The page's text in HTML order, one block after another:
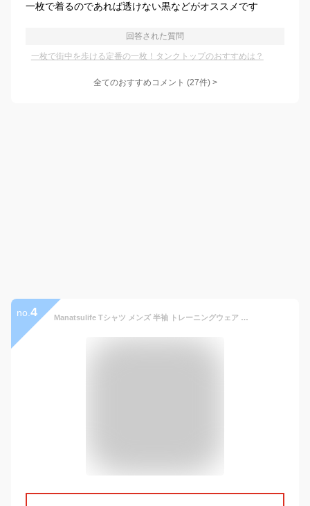
一枚で着るのであれば透けない黒などがオススメです
回答された質問
一枚で街中を歩ける定番の一枚！タンクトップのおすすめは？
全てのおすすめコメント (27件) >
no. 4 Manatsulife Tシャツ メンズ 半袖 トレーニングウェア フィットネスウェア ジムウェア 通勤 日常 筋トレ ランニングウェア スポーツシャツ シャツ トップス インナー ストレッチ かっこいい ボディビル 丸首 春夏秋 オールシーズン DT19